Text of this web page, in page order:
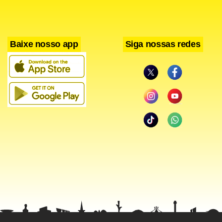
Atualmente o Conselhinho é composto por oito pessoas. O
plano é desmembrar essa estrutura em duas, focadas em
sistema financeiro e mercado de capitais. Cada um desses
conselhos específicos terá seis membros com expertise
penalizadas pelo BC e pela CVM. O presidente do órgão
Baixe nosso app Siga nossas redes